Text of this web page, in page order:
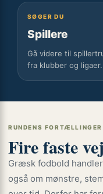
SØGER DU
Spillere
Gå videre til
fra klubber og ligaer.
RUNDENS FORTÆLLINGER
Fire faste
Græsk fodbold
også om mønstre,